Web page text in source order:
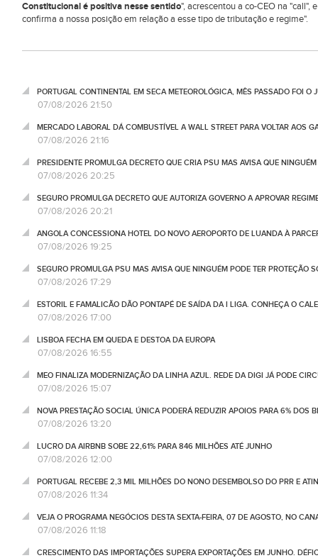
Constitucional é positiva nesse sentido", acrescentou a co-CEO na "call",
confirma a nossa posição em relação a esse tipo de tributação e regime".
PORTUGAL CONTINENTAL EM SECA METEOROLÓGICA, MÊS PASSADO FOI O
07/08/2026 21:50
MERCADO LABORAL DÁ COMBUSTÍVEL A WALL STREET PARA VOLTAR AOS
07/08/2026 21:16
PRESIDENTE PROMULGA DECRETO QUE CRIA PSU MAS AVISA QUE
07/08/2026 20:25
SEGURO PROMULGA DECRETO QUE AUTORIZA GOVERNO A APROVAR
07/08/2026 20:21
ANGOLA CONCESSIONA HOTEL DO NOVO AEROPORTO DE LUANDA À
07/08/2026 19:25
SEGURO PROMULGA PSU MAS AVISA QUE NINGUÉM PODE TER PROTEÇÃO
07/08/2026 17:29
ESTORIL E FAMALICÃO DÃO PONTAPÉ DE SAÍDA DA I LIGA. CONHEÇA O
07/08/2026 17:00
LISBOA FECHA EM QUEDA E DESTOA DA EUROPA
07/08/2026 16:55
MEO FINALIZA MODERNIZAÇÃO DA LINHA AZUL. REDE DA DIGI JÁ PODE
07/08/2026 15:07
NOVA PRESTAÇÃO SOCIAL ÚNICA PODERÁ REDUZIR APOIOS PARA 6% DOS
07/08/2026 13:20
LUCRO DA AIRBNB SOBE 22,61% PARA 846 MILHÕES ATÉ JUNHO
07/08/2026 12:00
PORTUGAL RECEBE 2,3 MIL MILHÕES DO NONO DESEMBOLSO DO PRR E
07/08/2026 11:34
VEJA O PROGRAMA NEGÓCIOS DESTA SEXTA-FEIRA, 07 DE AGOSTO, NO
07/08/2026 11:18
CRESCIMENTO DAS IMPORTAÇÕES SUPERA EXPORTAÇÕES EM JUNHO.